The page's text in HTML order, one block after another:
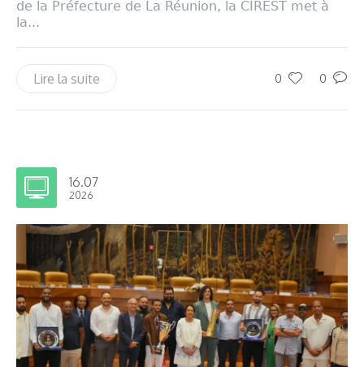
de la Préfecture de La Réunion, la CIREST met à
la...
0 0
Lire la suite
16.07
2026